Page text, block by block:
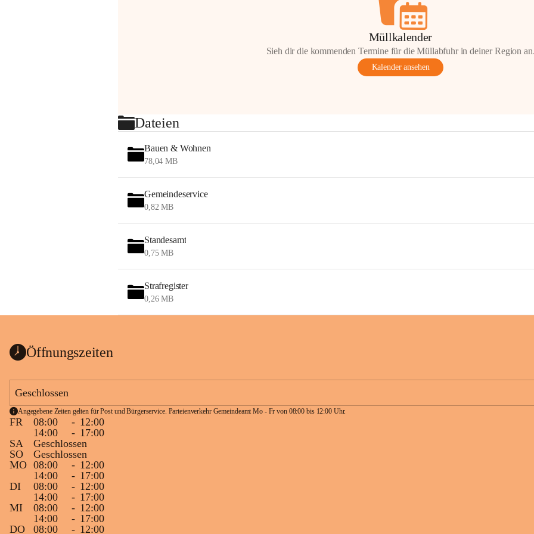
Müllkalender
Sieh dir die kommenden Termine für die Müllabfuhr in deiner Region
Kalender ansehen
Dateien
Bauen & Wohnen
78,04 MB
Gemeindeservice
0,82 MB
Standesamt
0,75 MB
Strafregister
0,26 MB
Öffnungszeiten
Geschlossen
Angegebene Zeiten gelten für Post und Bürgerservice. Parteienverkehr Gemeindeamt Mo - Fr von 08:00 bis 12:00 Uhr.
FR 08:00 - 12:00
14:00
- 17:00
SA
Geschlossen
SO
Geschlossen
MO 08:00 - 12:00
14:00
- 17:00
DI
08:00 - 12:00
14:00
- 17:00
MI
08:00 - 12:00
14:00
- 17:00
DO
08:00 - 12:00